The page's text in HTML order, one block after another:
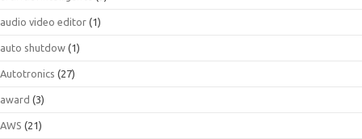
audio video editor (1)
auto shutdow (1)
Autotronics (27)
award (3)
AWS (21)